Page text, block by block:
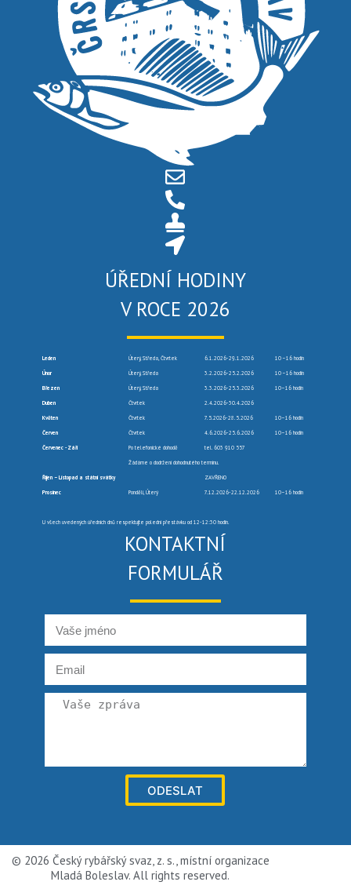
ÚŘEDNÍ HODINY
V ROCE 2026
Leden Úterý, Středa, Čtvrtek 6.1.2026-29.1.2026 10 –16 hodin
Únor Úterý, Středa 3.2.2026-25.2.2026 10 –16 hodin
Březen Úterý, Středa 3.3.2026-25.3.2026 10–16 hodin
Duben Čtvrtek 2.4.2026-30.4.2026
Květen Čtvrtek 7.5.2026-28.5.2026 10–16 hodin
Červen Čtvrtek 4.6.2026-25.6.2026 10–16 hodin
Červenec -Září Po telefonické dohodě tel. 603 910 557
Žádáme o dodržení dohodnutého termínu.
Říjen – Listopad a státní svátky ZAVŘENO
Prosinec Pondělí, Úterý 7.12.2026-22.12.2026 10–16 hodin
U všech uvedených úředních dnů respektujte polední přestávku od 12-12:30 hodin.
KONTAKTNÍ
FORMULÁŘ
ODESLAT
© 2026 Český rybářský svaz, z. s., místní organizace
Mladá Boleslav. All rights reserved.